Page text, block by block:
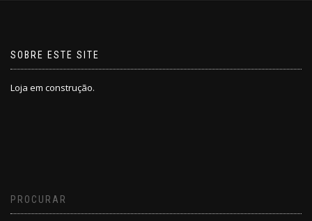
SOBRE ESTE SITE
Loja em construção.
PROCURAR